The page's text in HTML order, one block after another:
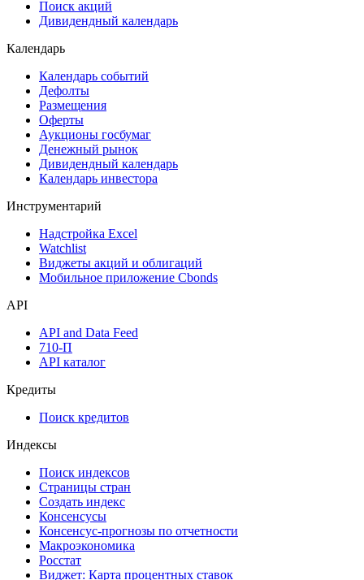
Самые популярные облигации на Cbonds.ru
Дивидендный календарь
Календарь
Календарь событий
Дефолты
Размещения
Оферты
Денежный рынок
Календарь инвестора
Инструментарий
Мобильное приложение Cbonds
API
API and Data Feed
API каталог
Кредиты
Поиск кредитов
Индексы
Поиск индексов
Страницы стран
Создать индекс
Консенсусы